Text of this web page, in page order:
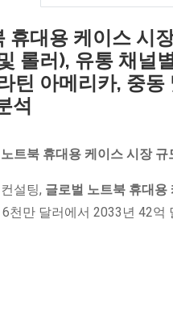
휴대용 케이스 시
롤러), 유통 채널
틴 아메리카, 중
석
트북 휴대용 케이스 시장
설팅, 글로벌 노트북 휴대용
천만 달러에서 2033년 42억